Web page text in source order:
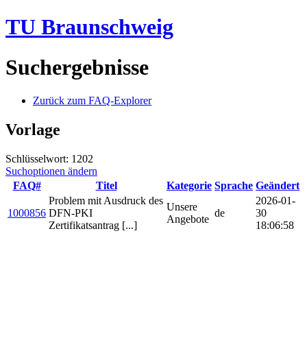
TU Braunschweig
Suchergebnisse
Zurück zum FAQ-Explorer
Vorlage
Schlüsselwort: 1202
Suchoptionen ändern
FAQ#
Titel Kategorie Sprache Geändert
1000856
Problem mit Ausdruck des
DFN-PKI
Zertifikatsantrag [...]
Unsere
Angebote
de
2026-01-
30
18:06:58